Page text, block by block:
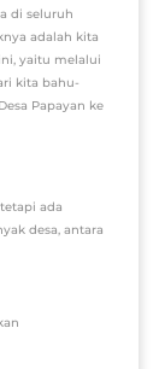
di seluruh
adalah kita
yaitu melalui
kita bahu-
Papayan ke
ada
desa, antara